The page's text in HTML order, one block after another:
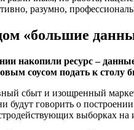
разумно,
«большие
накопили ресурс –
соусом подать к столу
сбыт и изощренный
будут говорить о
выборках на